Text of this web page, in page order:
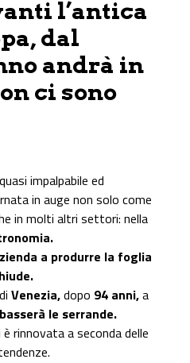
l’antica
dal
andrà in
ci sono
impalpabile ed
in auge non solo come
in molti altri settori: nella
a produrre la foglia
di Venezia,dopo 94 anni,a
le serrande.
rinnovata a seconda delle